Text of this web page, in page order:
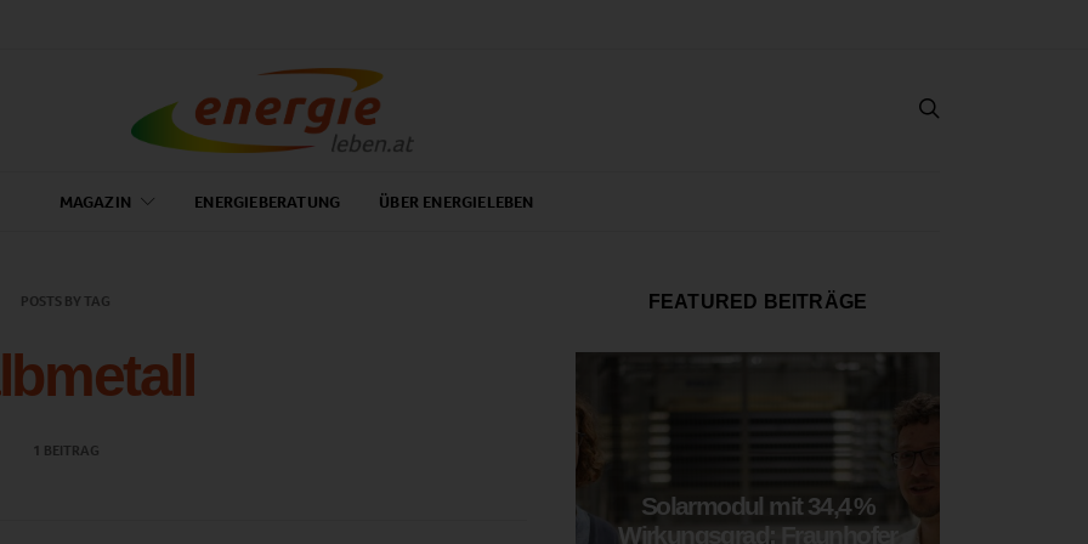
MAGAZIN ENERGIEBERATUNG ÜBER ENERGIELEBEN
POSTS BY TAG
1 BEITRAG
FEATURED BEITRÄGE
Solarmodul mit 34,4 %
Wirkungsgrad: Fraunhofer